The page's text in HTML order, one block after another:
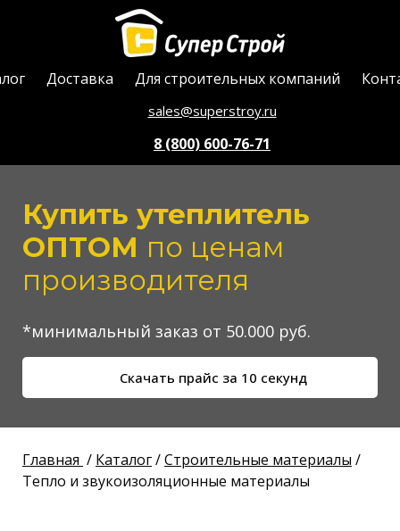
Доставка Для строительных компаний
sales@superstroy.ru
8 (800) 600-76-71
Купить утеплитель
ОПТОМ по ценам
производителя
*минимальный заказ от 50.000 руб.
Скачать прайс за 10 секунд
Главная / Каталог/Строительные материалы /
Тепло и звукоизоляционные материалы